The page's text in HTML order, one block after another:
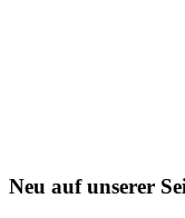
Neu auf unserer